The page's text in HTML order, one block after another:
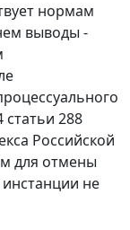
нормам
выводы -
статьи 288
Российской
для отмены
инстанции не